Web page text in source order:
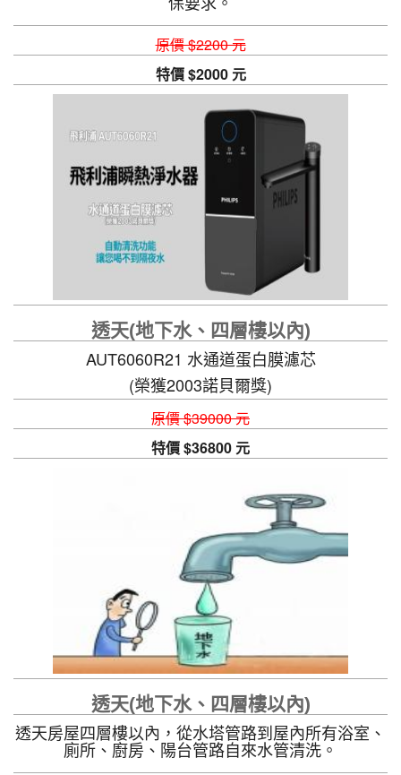
原價 $2200 元
特價 $2000 元
透天(地下水、四層樓以內)
AUT6060R21 水通道蛋白膜濾芯
(榮獲2003諾貝爾獎)
自動清洗功能，讓您喝不到隔夜水
原價 $39000 元
特價 $36800 元
透天(地下水、四層樓以內)
透天房屋四層樓以內，從水塔管路到屋內所有浴室、
廁所、廚房、陽台管路自來水管清洗。